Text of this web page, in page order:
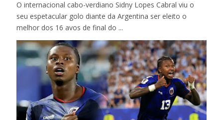
O internacional cabo-verdiano Sidny Lopes Cabral viu o
seu espetacular golo diante da Argentina ser eleito o
melhor dos 16 avos de final do ...